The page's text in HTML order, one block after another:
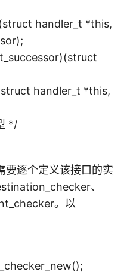
handler_t *this,
handler_t *this,
*/
要逐个定义该接口的实
、
。以